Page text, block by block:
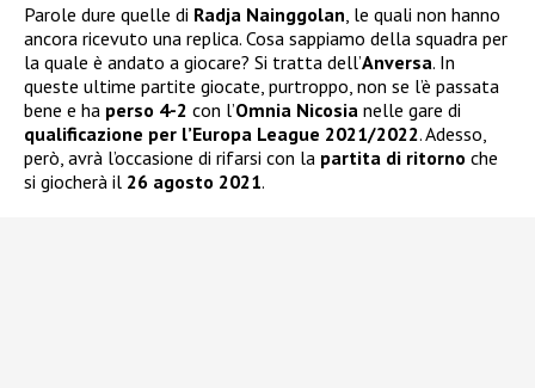
Parole dure quelle di Radja Nainggolan , le quali non hanno
ancora ricevuto una replica. Cosa sappiamo della squadra per
la quale è andato a giocare? Si tratta dell’Anversa. In
queste ultime partite giocate, purtroppo, non se l’è passata
bene e ha perso 4-2 con l’Omnia Nicosia nelle gare di
qualificazione per l’Europa League 2021/2022. Adesso,
però, avrà l’occasione di rifarsi con la partita di ritorno che
si giocherà il 26 agosto 2021.